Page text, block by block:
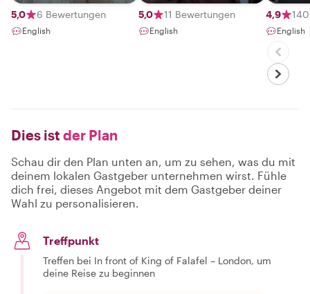
5,0 6 Bewertungen
English
5,0 11 Bewertungen
English
4,9
English
Dies ist der Plan
Schau dir den Plan unten an, um zu sehen, was du mit
deinem lokalen Gastgeber unternehmen wirst. Fühle
dich frei, dieses Angebot mit dem Gastgeber deiner
Wahl zu personalisieren.
Treffpunkt
Treffen bei In front of King of Falafel – London, um
deine Reise zu beginnen